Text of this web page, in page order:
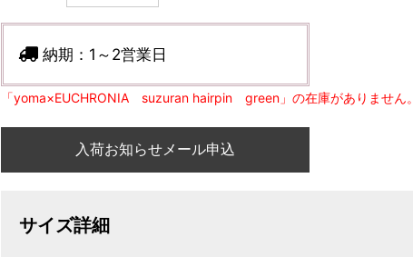
納期： 1～2営業日
「yoma×EUCHRONIA suzuran hairpin green」の在庫がありません。
入荷お知らせメール申込
サイズ詳細